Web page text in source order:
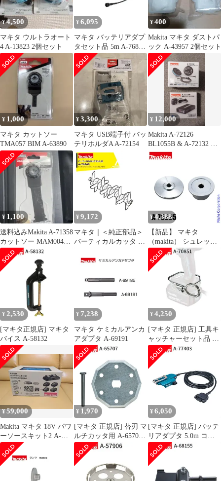
¥4,500
マキタ ウルトラオート
4 A-13823 2個セット
¥ 6,095
マキタ バッテリアダプ
タセット品 5m A-76831
適用モデル：UP180D
¥400
Makita マキタ ダストパ
ック A-43957 2個セット
¥ 1,000
マキタ カットソー
TMA057 BIM A-63890
¥3,300
マキタ USB端子付 バッ
テリホルダA A-72154
¥ 12,000
Makita A-72126
BL1055B & A-72132 セ
ット
¥ 1,100
送料込みMakita A-71358
カットソー MAM004
SK一枚
¥ 9,172
マキタ｜＜純正部品＞
バーティカルカッタ A-
¥4,388
【新品】 マキタ
（makita） シュレッダ
ーブレード付属セット
品 A-75225 草刈機 刈払
機 刈払い機 アクセサリ
¥ 2,530
[マキタ正規店] マキタ
バイス A-58132
¥ 7,238
マキタ ケミカルアンカ
アダプタ A-69191
¥ 4,250
[マキタ 正規店] 工具キ
ャッチャーセット品 A-
70851
¥59,000
Makita マキタ 18V パワ
ーソースキット2 A-
67094 (1/3)
¥ 1,970
[マキタ 正規店] 替刃 マ
ルチカッタ用 A-65707
ロックピン付(刃物交換
用)
¥ 6,050
[マキタ 正規店] バッテ
リアダプタ 5.0m コネ
クタ式 A-77403 makita
純正 パーツ 部品 正規
品 おすすめ 便利